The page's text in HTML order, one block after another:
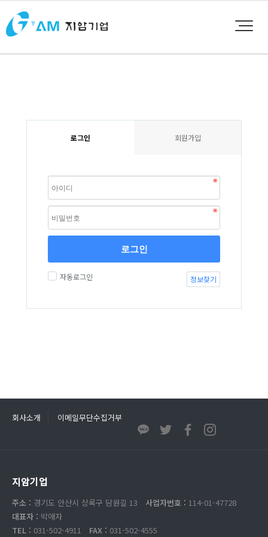
로그인 회원가입
로그인
자동로그인 정보찾기
회사소개 이메일무단수집거부
지암기업
주소 : 경기도 안산시 상록구 담원길 13 사업자번호 : 114-01-47728
대표자 : 박애자
TEL : 031-502-4911 FAX : 031-502-4555